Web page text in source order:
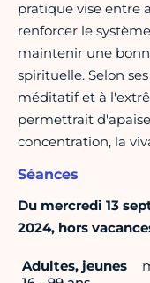
pratique vise entre
renforcer le
maintenir une
spirituelle. Selon
méditatif et à
permettrait
concentration, la
Séances
Du mercredi 13
2024, hors
Adultes, jeunes